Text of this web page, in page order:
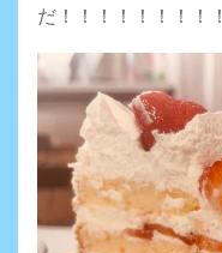
だ！！！！！！！！！